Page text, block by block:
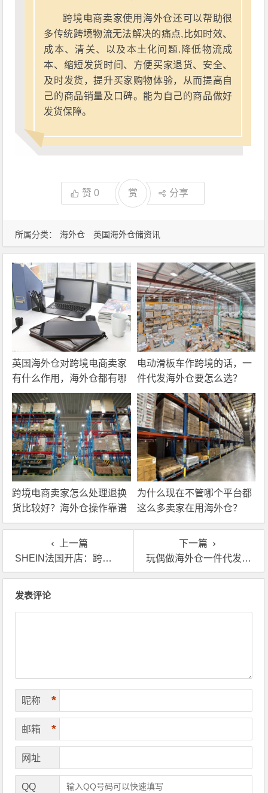
所属分类： 海外仓 英国海外仓储资讯
跨境电商卖家使用海外仓还可以帮助很
多传统跨境物流无法解决的痛点,比如时效、
成本、清关、以及本土化问题.降低物流成
本、缩短发货时间、方便买家退货、安全、
及时发货，提升买家购物体验，从而提高自
己的商品销量及口碑。能为自己的商品做好
发货保障。
赞0 赏 分享
英国海外仓对跨境电商卖家
有什么作用，海外仓都有哪
些核心服务？
电动滑板车作跨境的话，一
件代发海外仓要怎么选？
跨境电商卖家怎么处理退换
货比较好？海外仓操作靠谱
吗？
为什么现在不管哪个平台都
这么多卖家在用海外仓？
上一篇
SHEIN法国开店：跨境卖家的欧洲海外仓新机会
下一篇
玩偶做海外仓一件代发必须注意这3点
发表评论
昵称 *
邮箱 *
网址
QQ